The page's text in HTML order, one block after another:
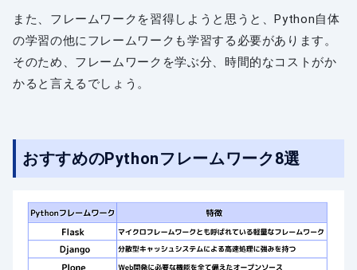
また、フレームワークを習得しようと思うと、Python自体
の学習の他にフレームワークも学習する必要があります。
そのため、フレームワークを学ぶ分、時間的なコストがか
かると言えるでしょう。
おすすめのPythonフレームワーク8選